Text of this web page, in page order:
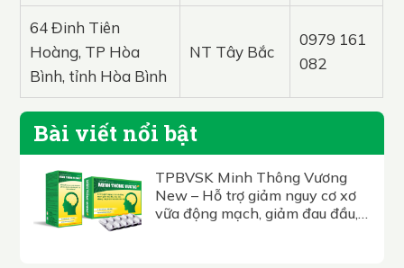
64 Đinh Tiên
Hoàng, TP Hòa
Bình, tỉnh Hòa Bình
NT Tây Bắc
0979 161
082
Bài viết nổi bật
TPBVSK Minh Thông Vương
New – Hỗ trợ giảm nguy cơ xơ
vữa động mạch, giảm đau đầu,